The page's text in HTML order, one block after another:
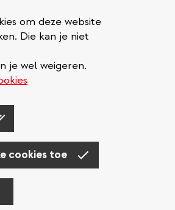
om deze website
Die kan je niet
je wel weigeren.
cookies toe